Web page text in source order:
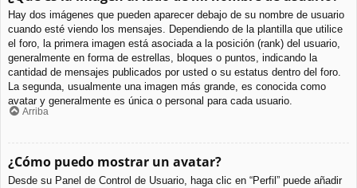
Hay dos imágenes que pueden aparecer debajo de su nombre de usuario
cuando esté viendo los mensajes. Dependiendo de la plantilla que utilice
el foro, la primera imagen está asociada a la posición (rank) del usuario,
generalmente en forma de estrellas, bloques o puntos, indicando la
cantidad de mensajes publicados por usted o su estatus dentro del foro.
La segunda, usualmente una imagen más grande, es conocida como
avatar y generalmente es única o personal para cada usuario.
Arriba
¿Cómo puedo mostrar un avatar?
Desde su Panel de Control de Usuario, haga clic en “Perfil” puede añadir